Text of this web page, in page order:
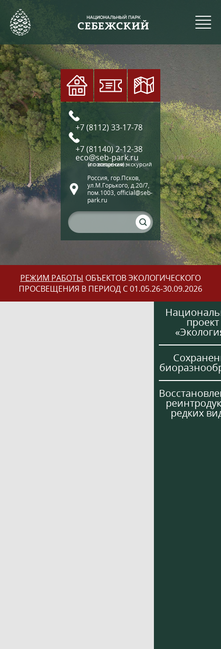
+7 (8112) 33-17-78
+7 (81140) 2-12-38
eco@seb-park.ru
(по вопросам экскурсий и посещения)
Россия, гор.Псков,
ул.М.Горького, д.20/7,
пом.1003, official@seb-
park.ru
РЕЖИМ РАБОТЫ ОБЪЕКТОВ ЭКОЛОГИЧЕСКОГО
ПРОСВЕЩЕНИЯ В ПЕРИОД С 01.05.26-30.09.2026
проект
редких